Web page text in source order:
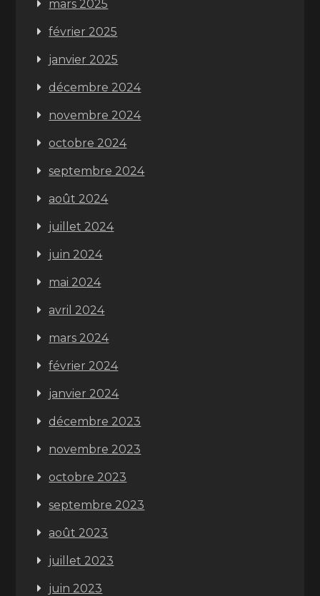
mars 2025
février 2025
janvier 2025
décembre 2024
novembre 2024
octobre 2024
septembre 2024
août 2024
juillet 2024
juin 2024
mai 2024
avril 2024
mars 2024
février 2024
janvier 2024
décembre 2023
novembre 2023
octobre 2023
septembre 2023
août 2023
juillet 2023
juin 2023